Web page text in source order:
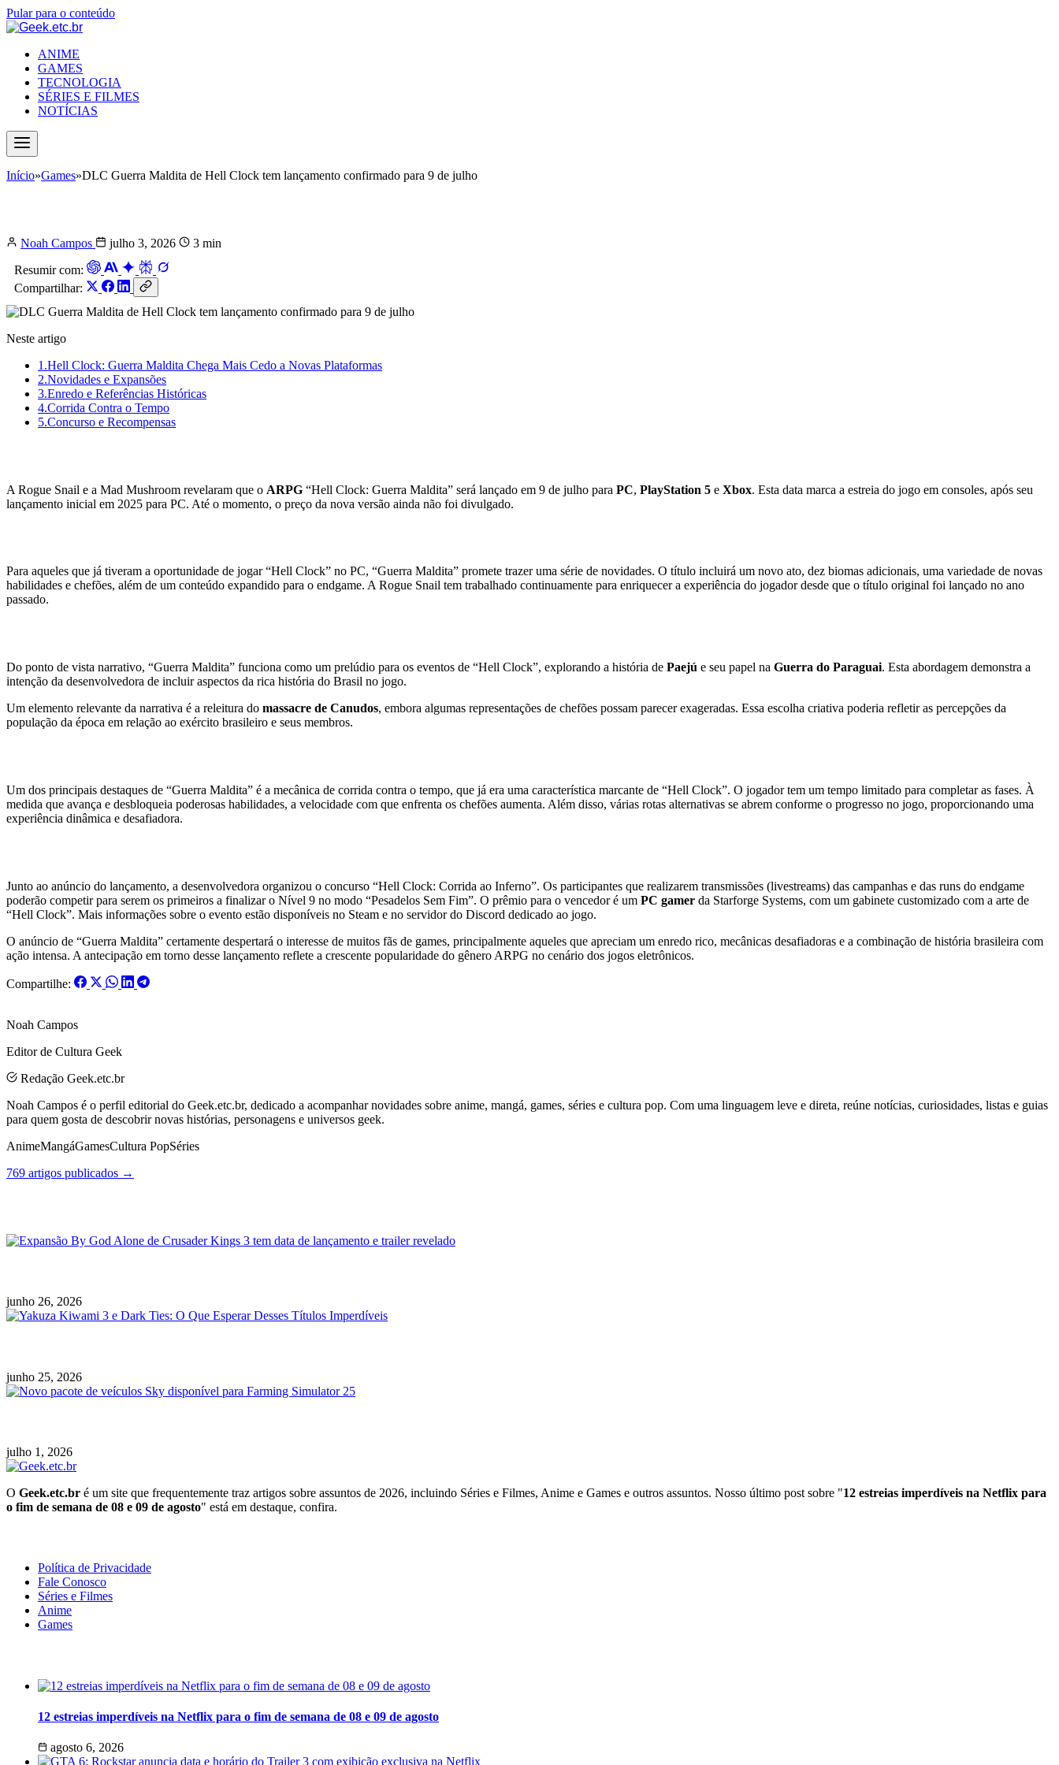
Pular para o conteúdo
ANIME
GAMES
TECNOLOGIA
SÉRIES E FILMES
NOTÍCIAS
Início»Games»DLC Guerra Maldita de Hell Clock tem lançamento confirmado para 9 de julho
Noah Campos julho 3, 2026
3 min
Resumir com:
Compartilhar:
Neste artigo
1.Hell Clock: Guerra Maldita Chega Mais Cedo a Novas Plataformas
2.Novidades e Expansões
3.Enredo e Referências Históricas
4.Corrida Contra o Tempo
5.Concurso e Recompensas
A Rogue Snail e a Mad Mushroom revelaram que o ARPG “Hell Clock: Guerra Maldita” será lançado em 9 de julho para PC, PlayStation 5 e Xbox. Esta data marca a estreia do jogo em consoles, após seu
lançamento inicial em 2025 para PC. Até o momento, o preço da nova versão ainda não foi divulgado.
Para aqueles que já tiveram a oportunidade de jogar “Hell Clock” no PC, “Guerra Maldita” promete trazer uma série de novidades. O título incluirá um novo ato, dez biomas adicionais, uma variedade de novas
habilidades e chefões, além de um conteúdo expandido para o endgame. A Rogue Snail tem trabalhado continuamente para enriquecer a experiência do jogador desde que o título original foi lançado no ano
passado.
Do ponto de vista narrativo, “Guerra Maldita” funciona como um prelúdio para os eventos de “Hell Clock”, explorando a história de Paejú e seu papel na Guerra do Paraguai. Esta abordagem demonstra a
intenção da desenvolvedora de incluir aspectos da rica história do Brasil no jogo.
Um elemento relevante da narrativa é a releitura do massacre de Canudos, embora algumas representações de chefões possam parecer exageradas. Essa escolha criativa poderia refletir as percepções da
população da época em relação ao exército brasileiro e seus membros.
Um dos principais destaques de “Guerra Maldita” é a mecânica de corrida contra o tempo, que já era uma característica marcante de “Hell Clock”. O jogador tem um tempo limitado para completar as fases. À
medida que avança e desbloqueia poderosas habilidades, a velocidade com que enfrenta os chefões aumenta. Além disso, várias rotas alternativas se abrem conforme o progresso no jogo, proporcionando uma
experiência dinâmica e desafiadora.
Junto ao anúncio do lançamento, a desenvolvedora organizou o concurso “Hell Clock: Corrida ao Inferno”. Os participantes que realizarem transmissões (livestreams) das campanhas e das runs do endgame
poderão competir para serem os primeiros a finalizar o Nível 9 no modo “Pesadelos Sem Fim”. O prêmio para o vencedor é um PC gamer da Starforge Systems, com um gabinete customizado com a arte de
“Hell Clock”. Mais informações sobre o evento estão disponíveis no Steam e no servidor do Discord dedicado ao jogo.
O anúncio de “Guerra Maldita” certamente despertará o interesse de muitos fãs de games, principalmente aqueles que apreciam um enredo rico, mecânicas desafiadoras e a combinação de história brasileira com
ação intensa. A antecipação em torno desse lançamento reflete a crescente popularidade do gênero ARPG no cenário dos jogos eletrônicos.
Compartilhe:
Noah Campos
Editor de Cultura Geek
Redação Geek.etc.br
Noah Campos é o perfil editorial do Geek.etc.br, dedicado a acompanhar novidades sobre anime, mangá, games, séries e cultura pop. Com uma linguagem leve e direta, reúne notícias, curiosidades, listas e guias
para quem gosta de descobrir novas histórias, personagens e universos geek.
AnimeMangáGamesCultura PopSéries
769 artigos publicados →
junho 26, 2026
junho 25, 2026
julho 1, 2026
O Geek.etc.br é um site que frequentemente traz artigos sobre assuntos de 2026, incluindo Séries e Filmes, Anime e Games e outros assuntos. Nosso último post sobre "12 estreias imperdíveis na Netflix para
o fim de semana de 08 e 09 de agosto" está em destaque, confira.
Política de Privacidade
Fale Conosco
Séries e Filmes
Anime
Games
12 estreias imperdíveis na Netflix para o fim de semana de 08 e 09 de agosto
agosto 6, 2026